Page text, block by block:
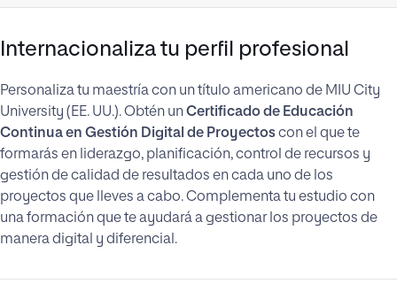
Internacionaliza tu perfil profesional
Personaliza tu maestría con un título americano de MIU City
University (EE. UU.). Obtén unCertificado de Educación
Continua en Gestión Digital de Proyectoscon el que te
formarás en liderazgo, planificación, control de recursos y
gestión de calidad de resultados en cada uno de los
proyectos que lleves a cabo. Complementa tu estudio con
una formación que te ayudará a gestionar los proyectos de
manera digital y diferencial.